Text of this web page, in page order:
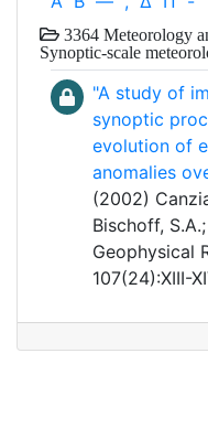
3364 Meteorology
Synoptic-scale
"A study of
synoptic
evolution of
anomalies
(2002)
Bischoff,
Geophysical
107(24):XIII-